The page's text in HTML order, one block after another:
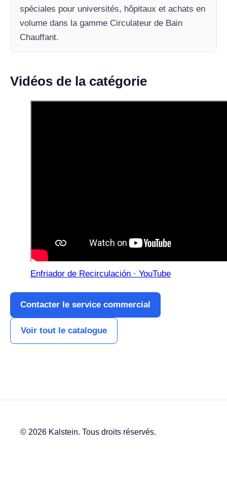
spéciales pour universités, hôpitaux et achats en
volume dans la gamme Circulateur de Bain
Chauffant.
Vidéos de la catégorie
Enfriador de Recirculación · YouTube
Contacter le service commercial
Voir tout le catalogue
© 2026 Kalstein. Tous droits réservés.